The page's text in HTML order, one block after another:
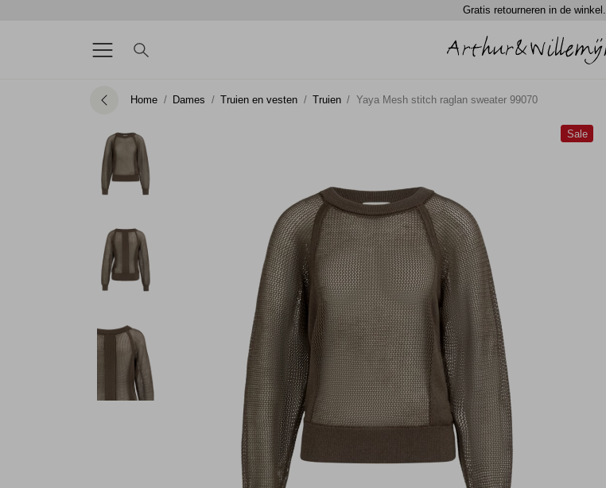
Gratis retourneren in de winkel.
Home Dames Truien en vesten Truien Yaya Mesh stitch raglan sweater 99070
Sale